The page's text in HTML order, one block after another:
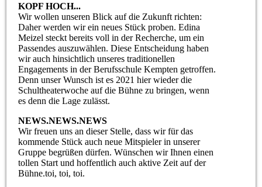
KOPF HOCH...
Wir wollen unseren Blick auf die Zukunft richten:
Daher werden wir ein neues Stück proben. Edina
Meizel steckt bereits voll in der Recherche, um ein
Passendes auszuwählen. Diese Entscheidung haben
wir auch hinsichtlich unseres traditionellen
Engagements in der Berufsschule Kempten getroffen.
Denn unser Wunsch ist es 2021 hier wieder die
Schultheaterwoche auf die Bühne zu bringen, wenn
es denn die Lage zulässt.
NEWS.NEWS.NEWS
Wir freuen uns an dieser Stelle, dass wir für das
kommende Stück auch neue Mitspieler in unserer
Gruppe begrüßen dürfen. Wünschen wir Ihnen einen
tollen Start und hoffentlich auch aktive Zeit auf der
Bühne.toi, toi, toi.